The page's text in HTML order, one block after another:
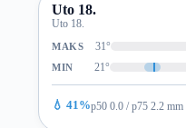
Uto 18.
Uto 18.
MAKS 31°
MIN 21°
💧 41%p50 0.0 / p75 2.2 mm